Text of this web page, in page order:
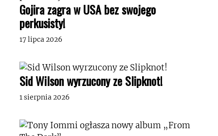
Gojira zagra w USA bez swojego
perkusisty!
17 lipca 2026
Sid Wilson wyrzucony ze Slipknot!
1 sierpnia 2026